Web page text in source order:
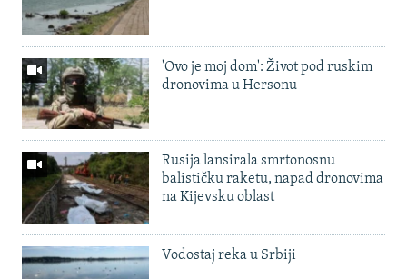
'Ovo je moj dom': Život pod ruskim
dronovima u Hersonu
Rusija lansirala smrtonosnu
balističku raketu, napad dronovima
na Kijevsku oblast
Vodostaj reka u Srbiji